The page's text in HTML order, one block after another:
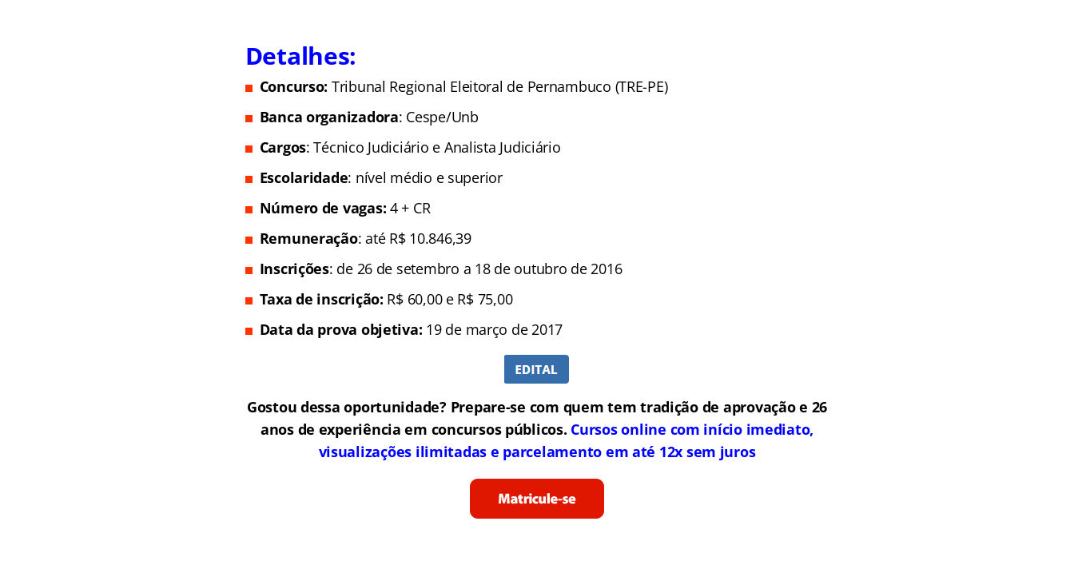
Detalhes:
Concurso: Tribunal Regional Eleitoral de Pernambuco (TRE-PE)
Banca organizadora: Cespe/Unb
Cargos: Técnico Judiciário e Analista Judiciário
Escolaridade: nível médio e superior
Número de vagas:4 + CR
Remuneração: até R$ 10.846,39
Inscrições: de 26 de setembro a 18 de outubro de 2016
Taxa de inscrição: R$ 60,00 e R$ 75,00
Data da prova objetiva: 19 de março de 2017
Gostou dessa oportunidade? Prepare-se com quem tem tradição de aprovação e 26
anos de experiência em concursos públicos. Cursos online com início imediato,
visualizações ilimitadas e parcelamento em até 12x sem juros